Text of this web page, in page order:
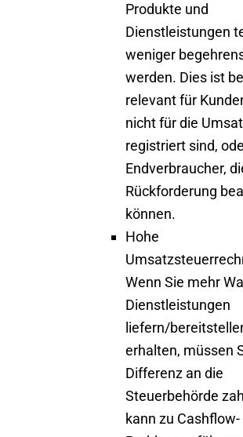
Produkte und
Dienstleistungen
weniger
werden. Dies ist
relevant für
nicht für die
registriert sind,
Endverbraucher,
Rückforderung
können.
Hohe
Wenn Sie mehr
Dienstleistungen
liefern/
erhalten, müssen
Differenz an die
Steuerbehörde
kann zu Cashflow-